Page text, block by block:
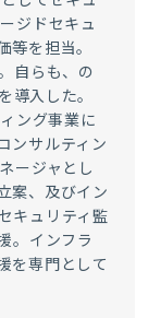
ジドセキュ
を担当。
自らも、の
導入した。
ング事業に
ンサルティン
ージャとし
案、及びイン
キュリティ監
。インフラ
を専門として